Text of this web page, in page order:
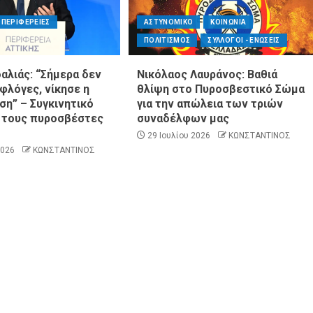
ΠΕΡΙΦΕΡΕΙΕΣ
“Σήμερα δεν
νίκησε η
– Συγκινητικό
τους πυροσβέστες
ΚΩΝΣΤΑΝΤΙΝΟΣ
ΑΣΤΥΝΟΜΙΚΟ ΚΟΙΝΩΝΙΑ
ΠΟΛΙΤΙΣΜΟΣ ΣΥΛΛΟΓΟΙ - ΕΝΩΣΕΙΣ
Νικόλαος Λαυράνος: Βαθιά
θλίψη στο Πυροσβεστικό Σώμα
για την απώλεια των τριών
συναδέλφων μας
29 Ιουλίου 2026 ΚΩΝΣΤΑΝΤΙΝΟΣ
ΝΔ και
ΠΑΡΑΠΟΛΙΤΙΚΑ ΠΟΛΙΤΙΚΗ
Ποιο κόμμα ζήτησε…ψυχίατρο στη Βουλή;